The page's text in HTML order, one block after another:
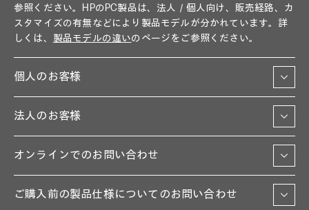
参照ください。HPのPC製品は、法人／個人向け、販売経路、カ
スタマイズの有無などにより製品モデルが分かれています。詳
しくは、 製品モデルの違いのページをご参照ください。
個人のお客様
法人のお客様
オンラインでのお問い合わせ
ご購入前の製品仕様についてのお問い合わせ